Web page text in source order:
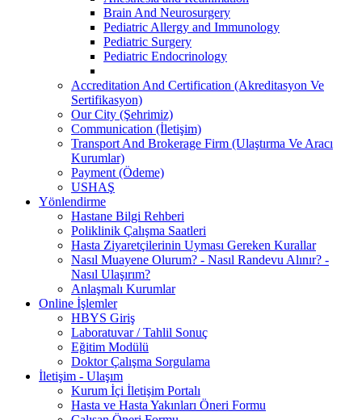
Brain And Neurosurgery
Pediatric Allergy and Immunology
Pediatric Surgery
Pediatric Endocrinology
Accreditation And Certification (Akreditasyon Ve
Sertifikasyon)
Our City (Şehrimiz)
Communication (İletişim)
Transport And Brokerage Firm (Ulaştırma Ve Aracı
Kurumlar)
Payment (Ödeme)
USHAŞ
Yönlendirme
Hastane Bilgi Rehberi
Poliklinik Çalışma Saatleri
Hasta Ziyaretçilerinin Uyması Gereken Kurallar
Nasıl Muayene Olurum? - Nasıl Randevu Alınır? -
Nasıl Ulaşırım?
Anlaşmalı Kurumlar
Online İşlemler
HBYS Giriş
Laboratuvar / Tahlil Sonuç
Eğitim Modülü
Doktor Çalışma Sorgulama
İletişim - Ulaşım
Kurum İçi İletişim Portalı
Hasta ve Hasta Yakınları Öneri Formu